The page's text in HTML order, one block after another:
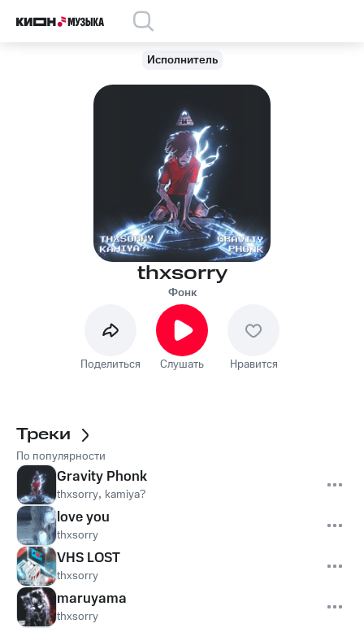
Исполнитель
thxsorry
Фонк
Поделиться Слушать Нравится
Треки
По популярности
Gravity Phonk
thxsorry, kamiya?
love you
thxsorry
VHS LOST
thxsorry
maruyama
thxsorry